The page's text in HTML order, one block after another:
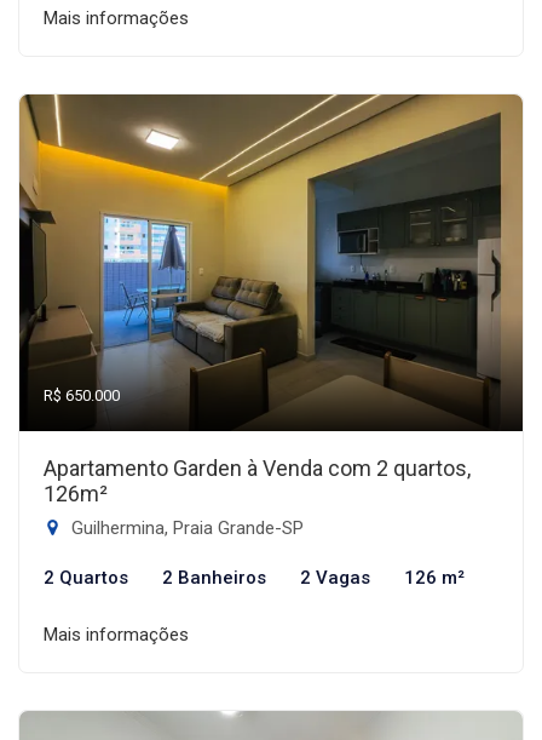
Mais informações
R$ 650.000
Apartamento Garden à Venda com 2 quartos,
126m²
Guilhermina, Praia Grande-SP
2 Quartos 2 Banheiros 2 Vagas 126 m²
Mais informações